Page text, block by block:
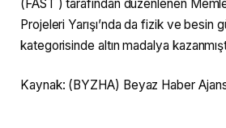
(FAST ) tarafından düzenlenen
Projeleri Yarışı’nda da fizik ve besin
kategorisinde altın madalya
Kaynak: (BYZHA) Beyaz Haber